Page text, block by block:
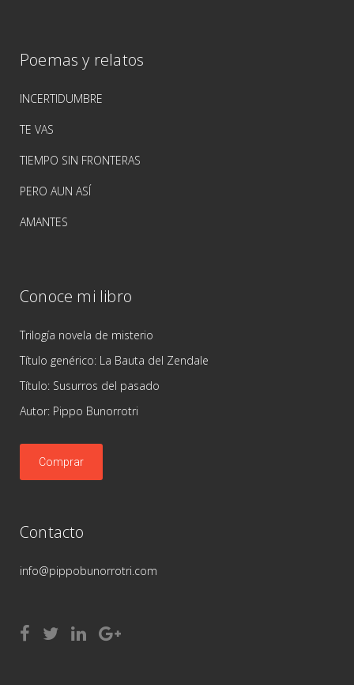
Poemas y relatos
INCERTIDUMBRE
TE VAS
TIEMPO SIN FRONTERAS
PERO AUN ASÍ
AMANTES
Conoce mi libro
Trilogía novela de misterio
Título genérico: La Bauta del Zendale
Título: Susurros del pasado
Autor: Pippo Bunorrotri
Comprar
Contacto
info@pippobunorrotri.com